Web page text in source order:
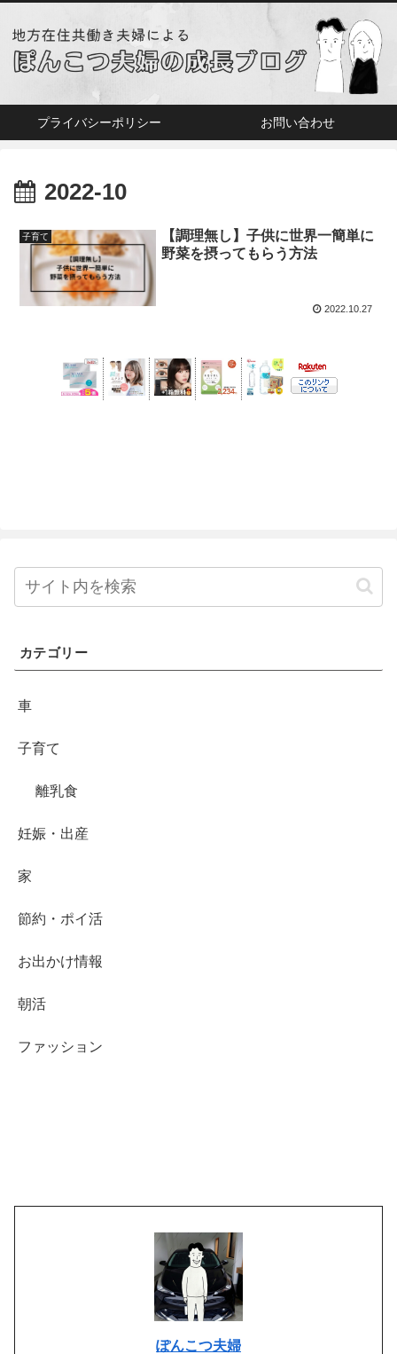
プライバシーポリシー お問い合わせ
2022-10
子育て
【調理無し】子供に世界一簡単に
野菜を摂ってもらう方法
2022.10.27
カテゴリー
車
子育て
離乳食
妊娠・出産
家
節約・ポイ活
お出かけ情報
朝活
ファッション
ぽんこつ夫婦